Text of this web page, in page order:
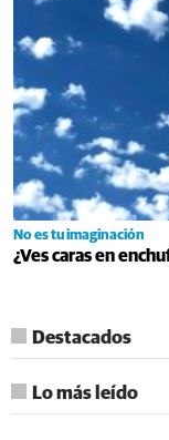
No es tu imaginación
¿Ves caras en
Destacados
Lo más leído